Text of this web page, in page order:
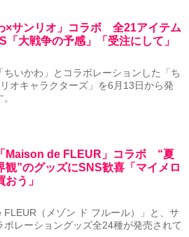
×サンリオ」コラボ 全21アイテム
大戦争の予感」「受注にして」
ちいかわ」とコラボレーションした「ち
オキャラクターズ」を6月13日から発
Maison de FLEUR」コラボ “夏
観”のグッズにSNS歓喜「マイメロ
う」
FLEUR（メゾン ド フルール）」と、サ
ボレーショングッズ全24種が発売されて